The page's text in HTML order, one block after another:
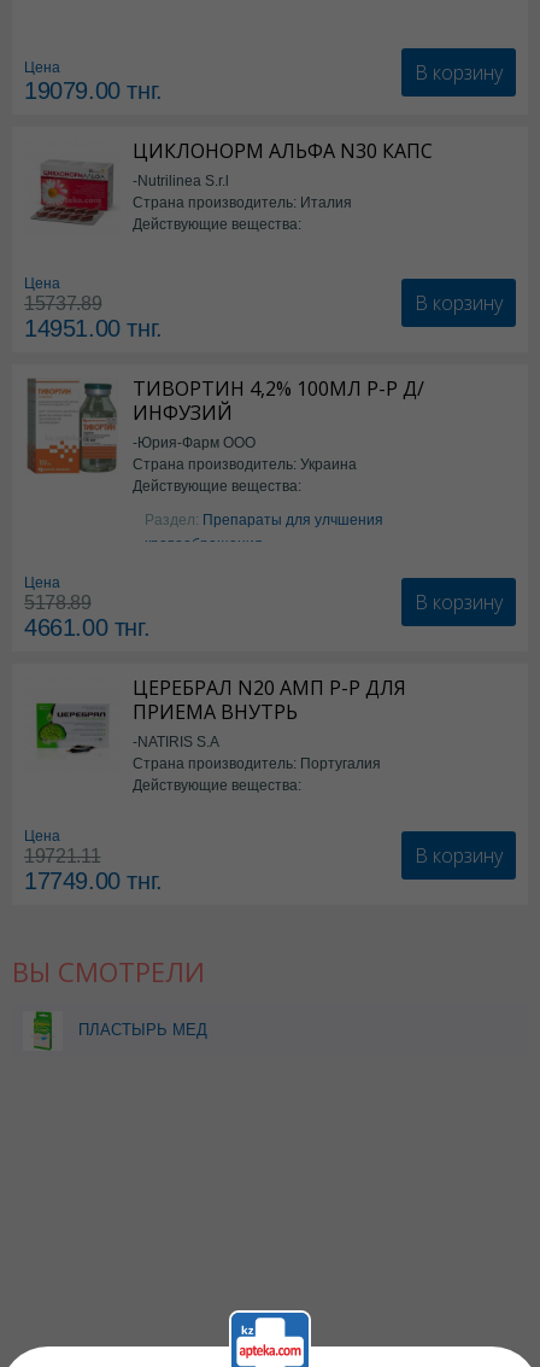
Цена
19079.00тнг.
В корзину
ЦИКЛОНОРМ АЛЬФА N30 КАПС
-Nutrilinea S.r.l
Страна производитель: Италия
Действующие вещества:
Цена
15737.89
14951.00тнг.
В корзину
ТИВОРТИН 4,2% 100МЛ Р-Р Д/
ИНФУЗИЙ
-Юрия-Фарм ООО
Страна производитель: Украина
Действующие вещества:
Аргинин
Раздел: Препараты для улчшения
кровообращения
Цена
5178.89
4661.00тнг.
В корзину
ЦЕРЕБРАЛ N20 АМП Р-Р ДЛЯ
ПРИЕМА ВНУТРЬ
-NATIRIS S.A
Страна производитель: Португалия
Действующие вещества:
Цена
19721.11
17749.00тнг.
В корзину
ВЫ СМОТРЕЛИ
ПЛАСТЫРЬ МЕД